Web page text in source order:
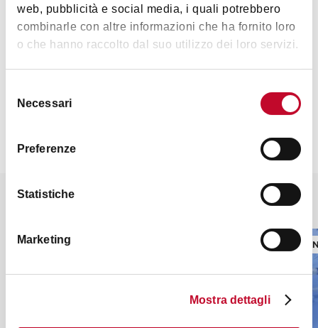
web, pubblicità e social media, i quali potrebbero
combinarle con altre informazioni che ha fornito loro
o che hanno raccolto dal suo utilizzo dei loro servizi.
delNecessari
Preferenze
Statistiche
Marketing
Mostra dettagli
Check outthe websiteto see opening schedules.
Contacts
It might also interest you
SPORT AND MOTOR PLACES SPORT